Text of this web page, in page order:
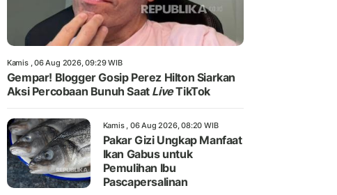
Kamis , 06 Aug 2026, 09:29 WIB
Gempar! Blogger Gosip Perez Hilton Siarkan
Aksi Percobaan Bunuh Saat LiveTikTok
Kamis , 06 Aug 2026, 08:20 WIB
Pakar Gizi Ungkap Manfaat
Ikan Gabus untuk
Pemulihan Ibu
Pascapersalinan